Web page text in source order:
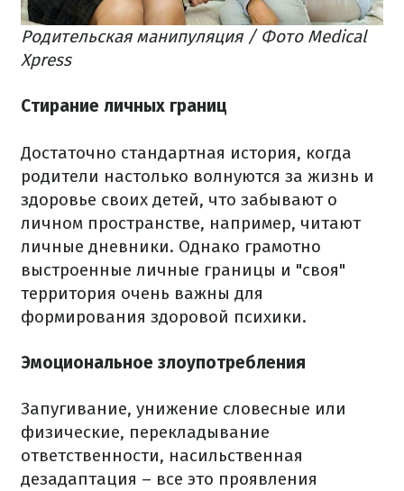
Родительская манипуляция / Фото Medical
Xpress
Стирание личных границ
Достаточно стандартная история, когда
родители настолько волнуются за жизнь и
здоровье своих детей, что забывают о
личном пространстве, например, читают
личные дневники. Однако грамотно
выстроенные личные границы и "своя"
территория очень важны для
формирования здоровой психики.
Эмоциональное злоупотребления
Запугивание, унижение словесные или
физические, перекладывание
ответственности, насильственная
дезадаптация – все это проявления